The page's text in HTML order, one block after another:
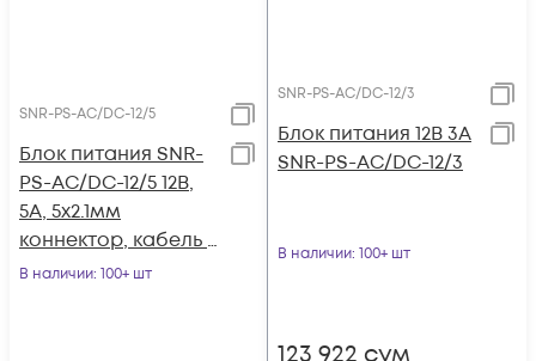
SNR-PS-AC/DC-12/5
Блок питания SNR-
PS-AC/DC-12/5 12В,
5А, 5x2.1мм
коннектор, кабель с
вилкой для подкл. к
В наличии: 100+ шт
SNR-PS-AC/DC-12/3
Блок питания 12В 3А
SNR-PS-AC/DC-12/3
В наличии: 100+ шт